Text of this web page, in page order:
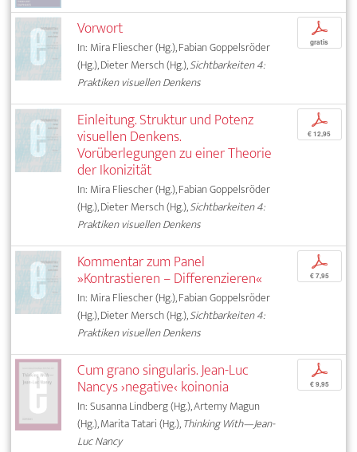
Vorwort
In: Mira Fliescher (Hg.), Fabian Goppelsröder
(Hg.), Dieter Mersch (Hg.),Sichtbarkeiten 4:
Praktiken visuellen Denkens
p
gratis
Einleitung. Struktur und Potenz
visuellen Denkens.
Vorüberlegungen zu einer Theorie
der Ikonizität
In: Mira Fliescher (Hg.), Fabian Goppelsröder
(Hg.), Dieter Mersch (Hg.),Sichtbarkeiten 4:
Praktiken visuellen Denkens
p
€ 12,95
Kommentar zum Panel
»Kontrastieren – Differenzieren«
In: Mira Fliescher (Hg.), Fabian Goppelsröder
(Hg.), Dieter Mersch (Hg.),Sichtbarkeiten 4:
Praktiken visuellen Denkens
p
€ 7,95
Cum grano singularis. Jean-Luc
Nancys ›negative‹ koinonia
In: Susanna Lindberg (Hg.), Artemy Magun
(Hg.), Marita Tatari (Hg.),Thinking With—Jean-
Luc Nancy
p
€ 9,95